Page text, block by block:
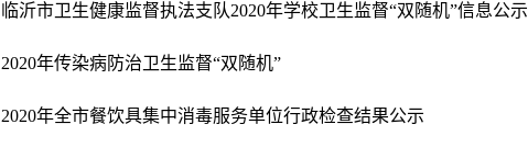
临沂市卫生健康监督执法支队2020年学校卫生监督“双随机”信息公示
2020年传染病防治卫生监督“双随机”
2020年全市餐饮具集中消毒服务单位行政检查结果公示